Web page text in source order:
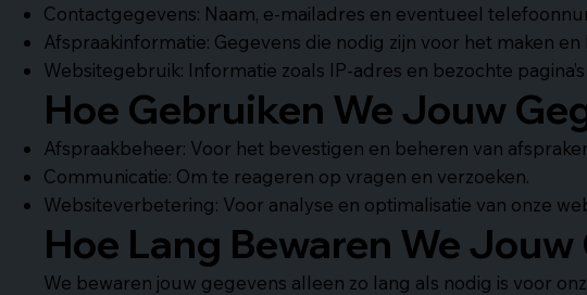
Contactgegevens: Naam, e-mailadres en eventueel
Afspraakinformatie: Gegevens die nodig zijn voor het maken
Websitegebruik: Informatie zoals IP-adres en bezochte
Hoe Gebruiken We Jouw
Afspraakbeheer: Voor het bevestigen en beheren van
Communicatie: Om te reageren op vragen en verzoeken.
Websiteverbetering: Voor analyse en optimalisatie van onze
Hoe Lang Bewaren We Jouw
We bewaren jouw gegevens alleen zo lang als nodig is voor